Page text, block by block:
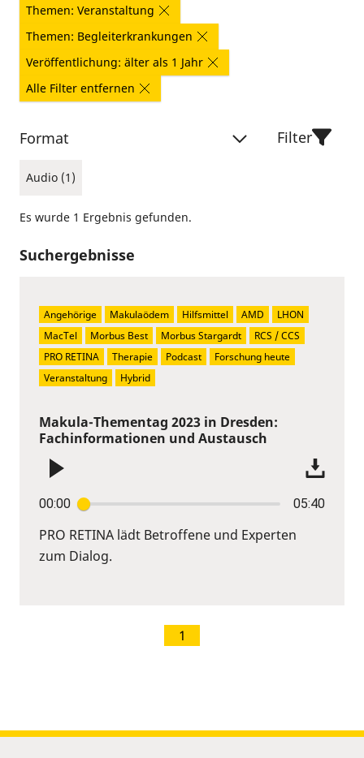
Themen: Veranstaltung
Themen: Begleiterkrankungen
Veröffentlichung: älter als 1 Jahr
Alle Filter entfernen
Format
Audio (1)
Filter
Es wurde 1 Ergebnis gefunden.
Suchergebnisse
Makula-Thementag 2023 in Dresden:
Fachinformationen und Austausch
00:00 05:40
PRO RETINA lädt Betroffene und Experten
zum Dialog.
Angehörige Makulaödem Hilfsmittel AMD
LHON
MacTel
Morbus Best Morbus Stargardt
RCS / CCS
PRO RETINA
Therapie Podcast
Forschung heute
Veranstaltung
Hybrid
1